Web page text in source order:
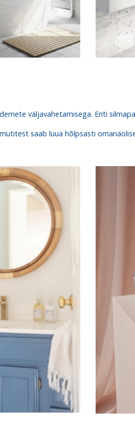
väljavahetamisega. Eriti
saab luua hõlpsasti